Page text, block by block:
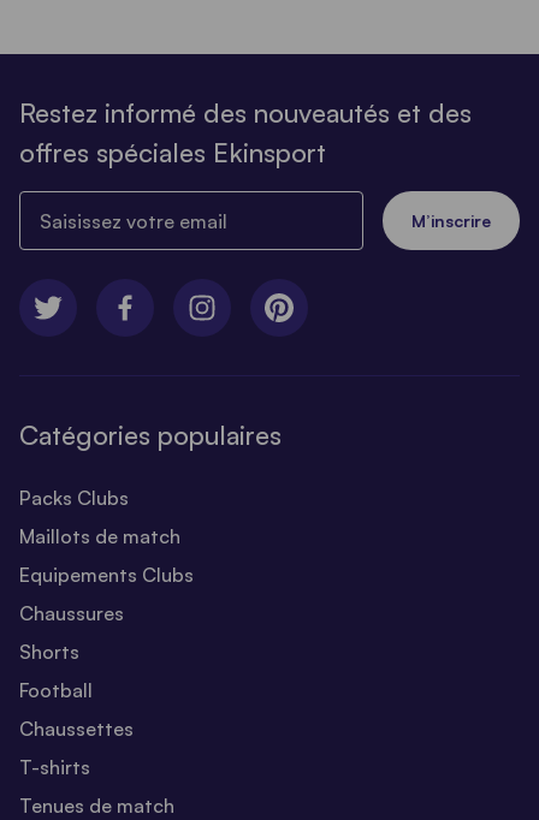
Restez informé des nouveautés et des
offres spéciales Ekinsport
M’inscrire
Catégories populaires
Packs Clubs
Maillots de match
Equipements Clubs
Chaussures
Shorts
Football
Chaussettes
T-shirts
Tenues de match